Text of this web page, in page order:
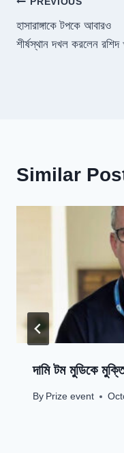
Post
navigation
হাসারাঙ্গাকে টপকে আবারও
শীর্ষস্থান দখল করলেন রশিদ
Similar
দামি টম মুডিকে
By Prize event